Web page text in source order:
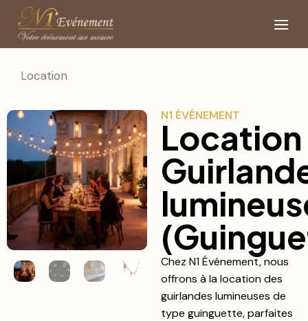
Location
N1 ÉVÉNEMENT
Location
Chez N1 Événement, nous
offrons à la location des
guirlandes lumineuses de
type guinguette, parfaites